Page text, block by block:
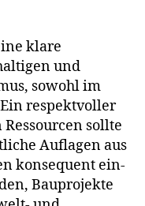
kla­re
und
sowohl im
respekt­vol­ler
soll­te
Auflagen aus
kon­se­quent ein­
Bauprojekte